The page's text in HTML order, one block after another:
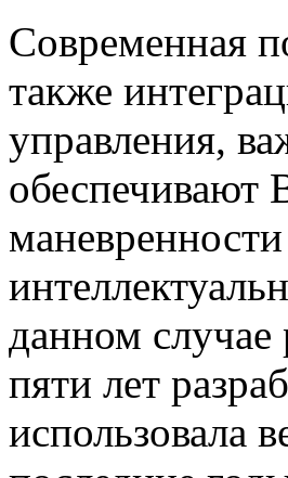
Современная
также
управления,
данном
пяти лет
использовала